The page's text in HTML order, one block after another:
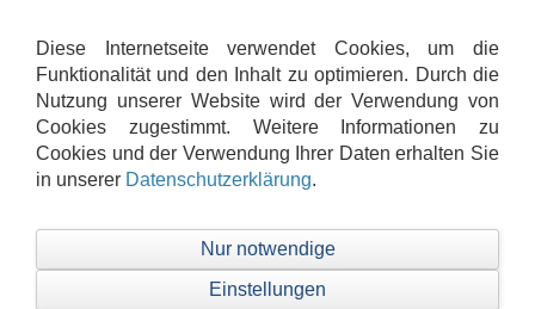
SPRINZ Spinell Plus -
Leichte Reinigung dank flächenbündiger
Beschläge
Spinell Plus
Diese Internetseite verwendet Cookies, um die
Funktionalität und den Inhalt zu optimieren. Durch die
Nutzung unserer Website wird der Verwendung von
Cookies zugestimmt. Weitere Informationen zu
Cookies und der Verwendung Ihrer Daten erhalten Sie
in unserer Datenschutzerklärung.
Nur notwendige
Einstellungen